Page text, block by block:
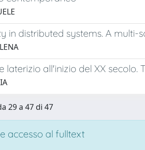
in distributed systems. A
laterizio all'inizio del XX
29 a 47 di 47
accesso al fulltext